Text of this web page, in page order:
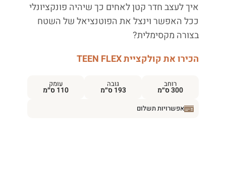
איך לעצב חדר קטן לאחים כך שיהיה פונקציונלי
ככל האפשר וינצל את הפוטנציאל של השטח
בצורה מקסימלית?
הכירו את קולקציית TEEN FLEX
רוחב
300 ס״מ
גובה
193 ס״מ
עומק
110 ס״מ
אפשרויות תשלום